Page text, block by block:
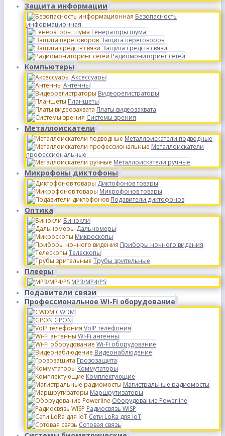
Защита информации
Безопасность
информационная
Генераторы шума
Защита переговоров
Защита средств связи
Радиомониторинг сетей
Компьютеры
Аксессуары
Антенны
Видеорегистраторы
Планшеты
Платы видеозахвата
Системы зрения
Металлоискатели
Металлоискатели подводные
Металлоискатели
профессиональные
Металлоискатели ручные
Микрофоны диктофоны
Диктофонов товары
Микрофонов товары
Подавители диктофонов
Оптика
Бинокли
Дальномеры
Микроскопы
Приборы ночного видения
Телескопы
Трубы зрительные
Плееры
MP3/MP4/PS
Подавители связи
Профессиональное Wi-Fi оборудование
CWDM
GPON
VoIP телефония
Wi-Fi антенны
Wi-Fi оборудование
Видеонаблюдение
Грозозащита
Коммутаторы
Комплектующие
Магистральные радиомосты
Маршрутизаторы
Оборудование Powerline
Радиосвязь WISP
Сети LoRa для IoT
Сотовая связь